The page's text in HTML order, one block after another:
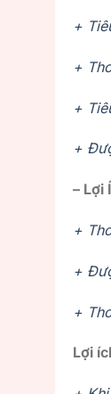
+
+
+
+
– Lợi
+
+
+
Lợi